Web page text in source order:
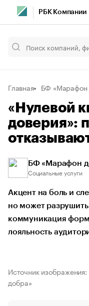
РБК Компании
Главная БФ «Марафон
«Нулевой
доверия»:
БФ «Марафон
Социальные услуги
Акцент на боль и
но может
коммуникация
лояльность
Источник
добра»